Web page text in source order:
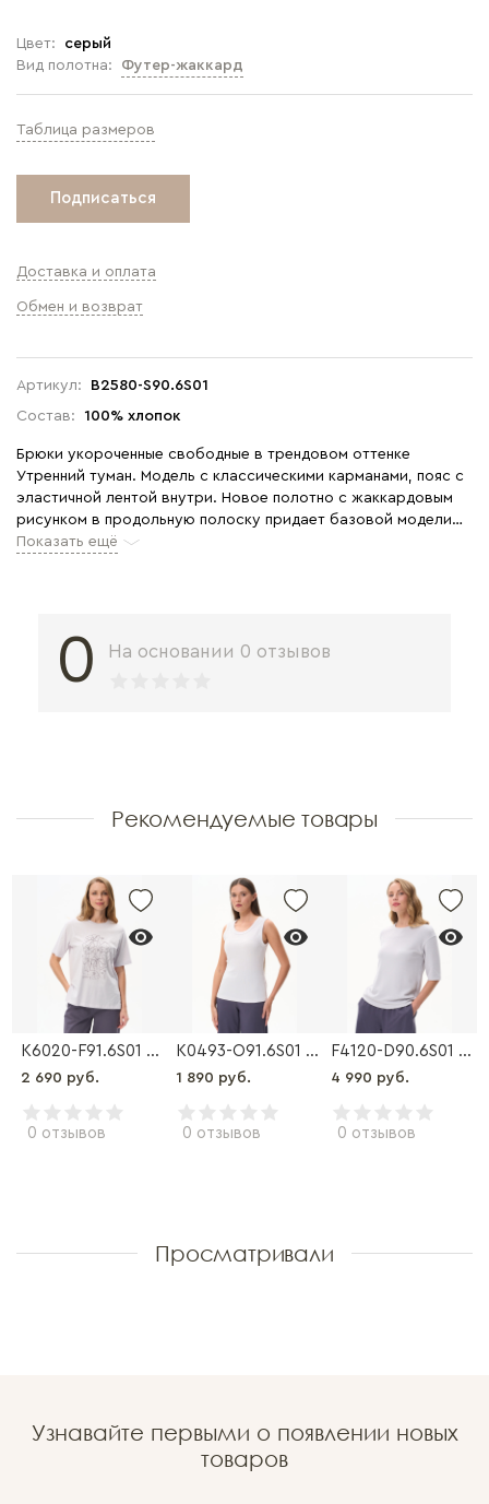
Артикул:
B2580-S90.6S01
Состав:
100% хлопок
Брюки укороченные свободные в трендовом оттенке
Утренний туман. Модель с классическими карманами, пояс с
эластичной лентой внутри. Новое полотно с жаккардовым
рисунком в продольную полоску придает базовой модели
брюк новое звучание. Рост модели 175 см
Показать ещё
Вид полотна: Футер-жаккард
Цвет: серый
Таблица размеров
Подписаться
Доставка и оплата
Обмен и возврат
0 На основании 0 отзывов
Рекомендуемые товары
K6020-F91.6S01 Футболка
2 690 руб.
0 отзывов
K0493-O91.6S01 Майка
1 890 руб.
0 отзывов
F4120-D90.6S01 Джемпер
4 990 руб.
0 отзывов
Просматривали
Узнавайте первыми о появлении новых
товаров